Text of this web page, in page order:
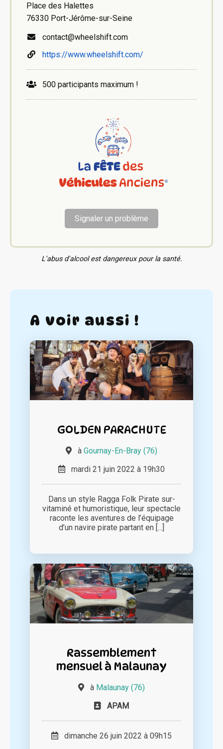
Place des Halettes
76330 Port-Jérôme-sur-Seine
contact@wheelshift.com
https://www.wheelshift.com/
500 participants maximum !
Signaler un problème
L'abus d'alcool est dangereux pour la santé.
A voir aussi !
GOLDEN PARACHUTE
à Gournay-En-Bray (76)
mardi 21 juin 2022 à 19h30
Dans un style Ragga Folk Pirate sur-
vitaminé et humoristique, leur spectacle
raconte les aventures de l’équipage
d’un navire pirate partant en [...]
Rassemblement
mensuel à Malaunay
à Malaunay (76)
APAM
dimanche 26 juin 2022 à 09h15